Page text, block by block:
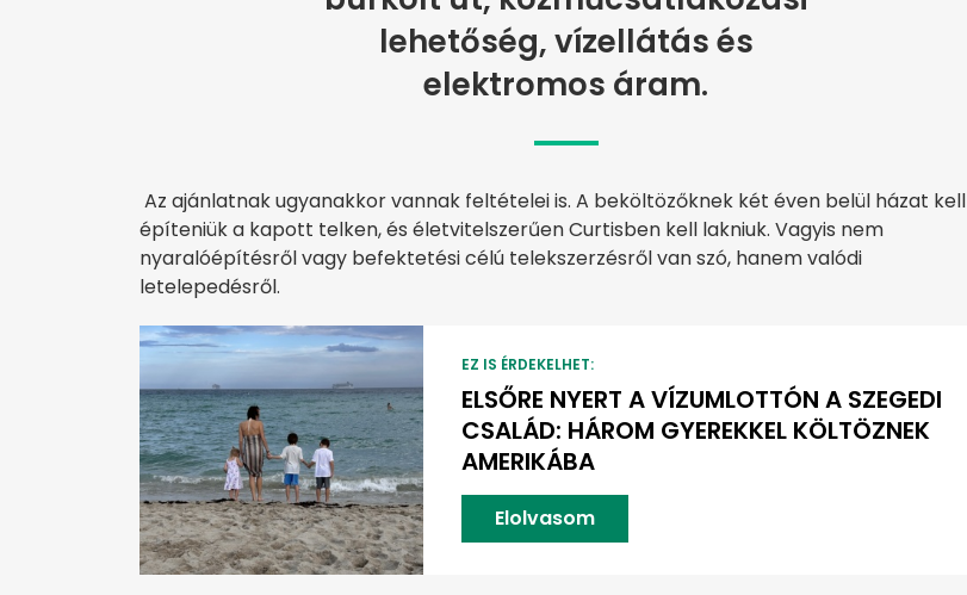
lehetőség, vízellátás és
elektromos áram.
Az ajánlatnak ugyanakkor vannak feltételei is. A beköltözőknek két éven belül házat kell
építeniük a kapott telken, és életvitelszerűen Curtisben kell lakniuk. Vagyis nem
nyaralóépítésről vagy befektetési célú telekszerzésről van szó, hanem valódi
letelepedésről.
EZ IS ÉRDEKELHET:
ELSŐRE NYERT A VÍZUMLOTTÓN A SZEGEDI
CSALÁD: HÁROM GYEREKKEL KÖLTÖZNEK
AMERIKÁBA
Elolvasom